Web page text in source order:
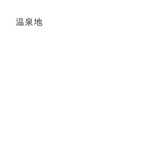
温泉地